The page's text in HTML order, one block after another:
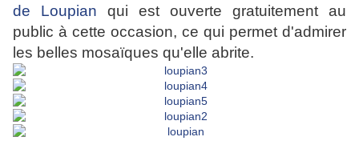
de Loupian qui est ouverte gratuitement au
public à cette occasion, ce qui permet d'admirer
les belles mosaïques qu'elle abrite.